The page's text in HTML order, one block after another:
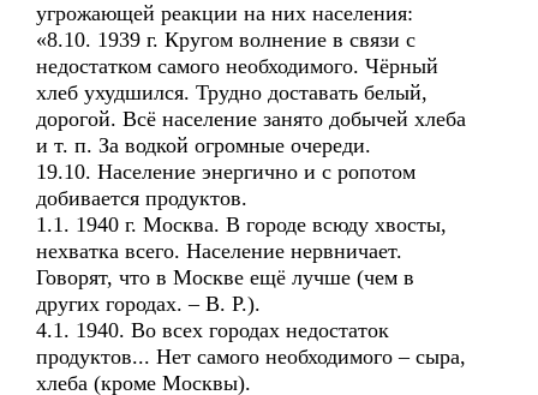
угрожающей реакции на них населения:
«8.10. 1939 г. Кругом волнение в связи с
недостатком самого необходимого. Чёрный
хлеб ухудшился. Трудно доставать белый,
дорогой. Всё население занято добычей хлеба
и т. п. За водкой огромные очереди.
19.10. Население энергично и с ропотом
добивается продуктов.
1.1. 1940 г. Москва. В городе всюду хвосты,
нехватка всего. Население нервничает.
Говорят, что в Москве ещё лучше (чем в
других городах. – В. Р.).
4.1. 1940. Во всех городах недостаток
продуктов... Нет самого необходимого – сыра,
хлеба (кроме Москвы).